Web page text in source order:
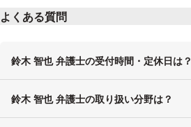
よくある質問
鈴木 智也 弁護士の受付時間・定休日は？
鈴木 智也 弁護士の取り扱い分野は？